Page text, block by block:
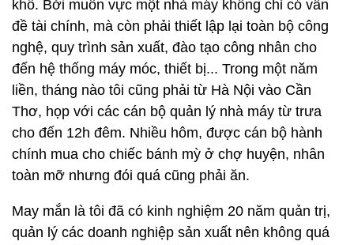
khổ. Bởi muốn vực một nhà máy không chỉ có vấn
đề tài chính, mà còn phải thiết lập lại toàn bộ công
nghệ, quy trình sản xuất, đào tạo công nhân cho
đến hệ thống máy móc, thiết bị... Trong một năm
liền, tháng nào tôi cũng phải từ Hà Nội vào Cần
Thơ, họp với các cán bộ quản lý nhà máy từ trưa
cho đến 12h đêm. Nhiều hôm, được cán bộ hành
chính mua cho chiếc bánh mỳ ở chợ huyện, nhân
toàn mỡ nhưng đói quá cũng phải ăn.
May mắn là tôi đã có kinh nghiệm 20 năm quản trị,
quản lý các doanh nghiệp sản xuất nên không quá